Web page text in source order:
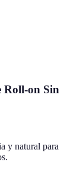
Roll-on Sin
y natural para